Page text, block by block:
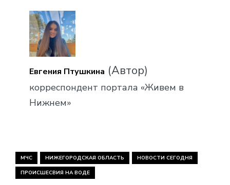
Евгения Птушкина (Автор)
корреспондент портала «Живем в
Нижнем»
МЧС НИЖЕГОРОДСКАЯ ОБЛАСТЬ НОВОСТИ СЕГОДНЯ
ПРОИСШЕСВИЯ НА ВОДЕ